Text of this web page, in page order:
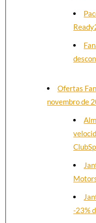
Ofertas
novembro de
-23%